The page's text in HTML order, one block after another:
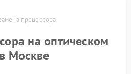
процессора
на оптическом
Москве